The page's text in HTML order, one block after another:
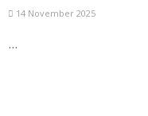
14 November 2025
...